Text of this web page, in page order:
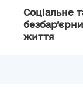
Соціальне
життя